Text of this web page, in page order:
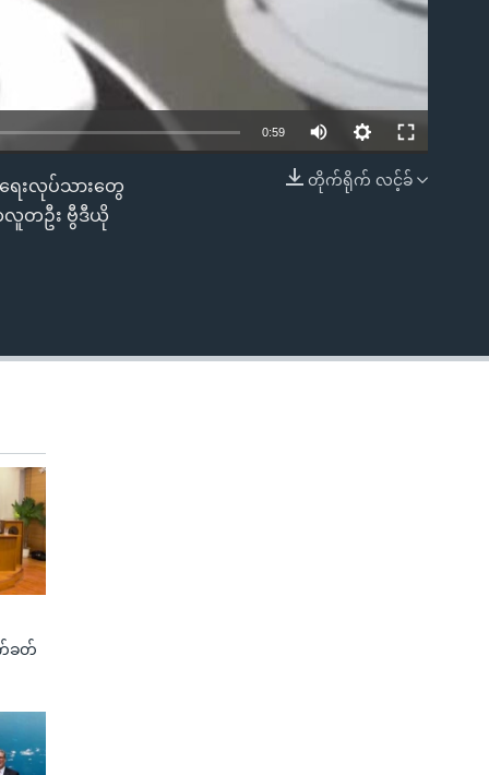
EMBED
0:59
တိုက်ရိုက် လင့်ခ်
ေးလုပ်သားတွေ
လူတဦး ဗွီဒီယို
ခတ်